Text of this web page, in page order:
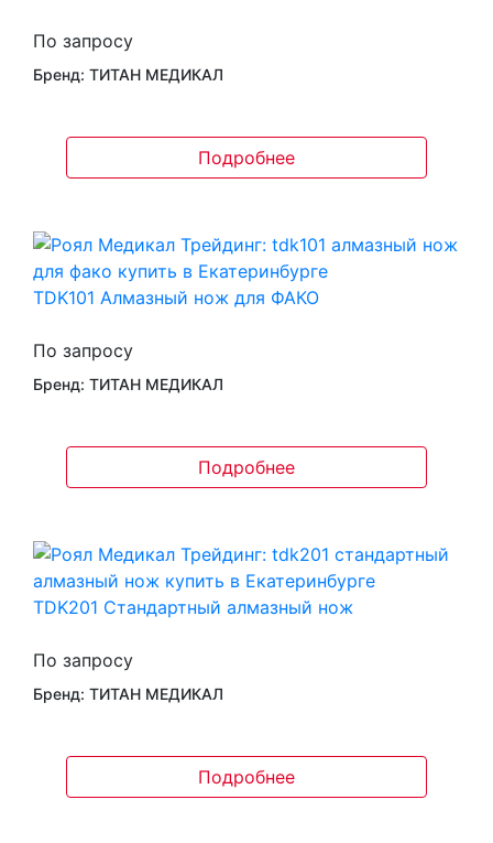
По запросу
Бренд: ТИТАН МЕДИКАЛ
Подробнее
TDK101 Алмазный нож для ФАКО
По запросу
Бренд: ТИТАН МЕДИКАЛ
Подробнее
TDK201 Стандартный алмазный нож
По запросу
Бренд: ТИТАН МЕДИКАЛ
Подробнее